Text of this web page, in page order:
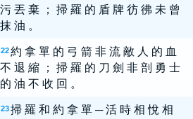
污 丟 棄 ； 掃 羅 的 盾 牌 彷 彿 未 曾
抹 油 。
22 約 拿 單 的 弓 箭 非 流 敵 人 的 血
不 退 縮 ； 掃 羅 的 刀 劍 非 剖 勇 士
的 油 不 收 回 。
23 掃 羅 和 約 拿 單 ─ 活 時 相 悅 相